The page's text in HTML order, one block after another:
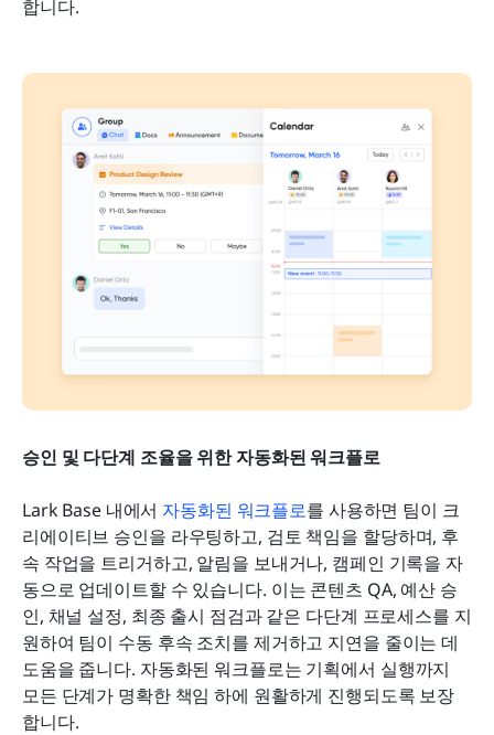
합니다.
승인 및 다단계 조율을 위한 자동화된 워크플로
Lark Base 내에서 자동화된 워크플로를 사용하면 팀이 크
리에이티브 승인을 라우팅하고, 검토 책임을 할당하며, 후
속 작업을 트리거하고, 알림을 보내거나, 캠페인 기록을 자
동으로 업데이트할 수 있습니다. 이는 콘텐츠 QA, 예산 승
인, 채널 설정, 최종 출시 점검과 같은 다단계 프로세스를 지
원하여 팀이 수동 후속 조치를 제거하고 지연을 줄이는 데
도움을 줍니다. 자동화된 워크플로는 기획에서 실행까지
모든 단계가 명확한 책임 하에 원활하게 진행되도록 보장
합니다.